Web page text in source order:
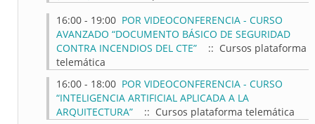
16:00 - 19:00 POR VIDEOCONFERENCIA - CURSO
AVANZADO “DOCUMENTO BÁSICO DE SEGURIDAD
CONTRA INCENDIOS DEL CTE”
:: Cursos plataforma
telemática
16:00 - 18:00 POR VIDEOCONFERENCIA - CURSO
“INTELIGENCIA ARTIFICIAL APLICADA A LA
ARQUITECTURA”
:: Cursos plataforma telemática